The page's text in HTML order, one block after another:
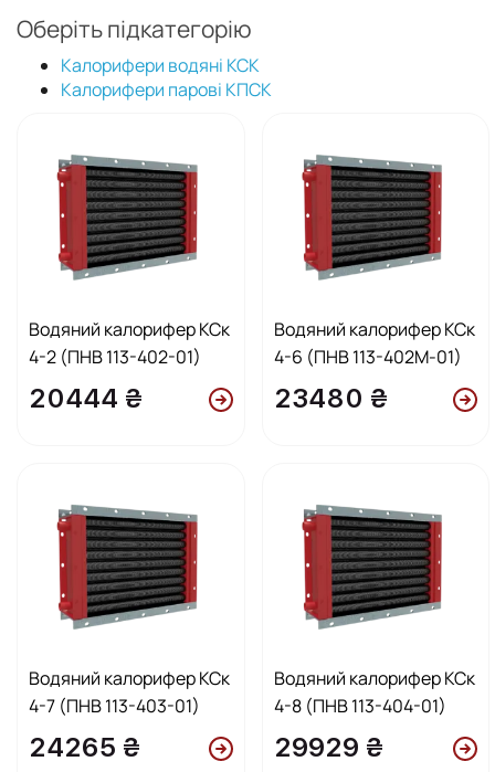
Оберіть підкатегорію
Калорифери водяні КСК
Калорифери парові КПСК
Водяний калорифер КСк
4-2 (ПНВ 113-402-01)
20444 ₴
Водяний калорифер КСк
4-6 (ПНВ 113-402М-01)
23480 ₴
Водяний калорифер КСк
4-7 (ПНВ 113-403-01)
24265 ₴
Водяний калорифер КСк
4-8 (ПНВ 113-404-01)
29929 ₴